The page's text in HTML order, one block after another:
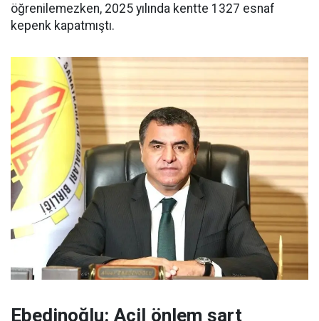
öğrenilemezken, 2025 yılında kentte 1327 esnaf
kepenk kapatmıştı.
Ebedinoğlu: Acil önlem şart